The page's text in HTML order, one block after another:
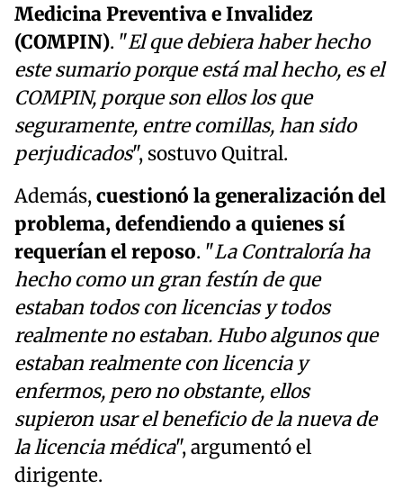
Medicina Preventiva e Invalidez
(COMPIN). "El que debiera haber hecho
este sumario porque está mal hecho, es el
COMPIN, porque son ellos los que
seguramente, entre comillas, han sido
perjudicados", sostuvo Quitral.
Además,cuestionó la generalización del
problema, defendiendo a quienes sí
requerían el reposo. "La Contraloría ha
hecho como un gran festín de que
estaban todos con licencias y todos
realmente no estaban. Hubo algunos que
estaban realmente con licencia y
enfermos, pero no obstante, ellos
supieron usar el beneficio de la nueva de
la licencia médica", argumentó el
dirigente.